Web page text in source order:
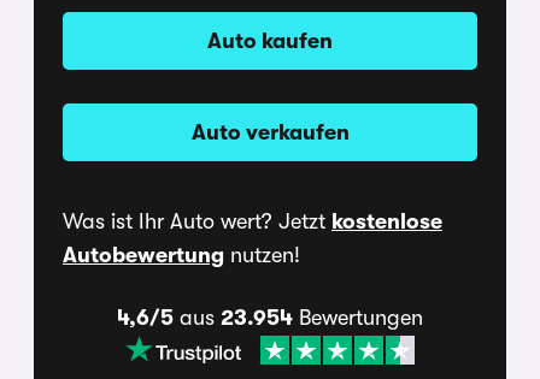
Auto kaufen
Auto verkaufen
Was ist Ihr Auto wert? Jetzt kostenlose
Autobewertung nutzen!
4,6/5 aus 23.954 Bewertungen